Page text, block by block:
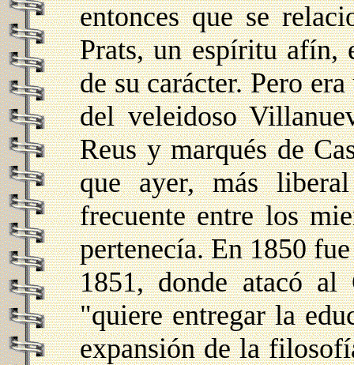
entonces que se
Prats, un espíritu afín,
de su carácter. Pero
del veleidoso
Reus y marqués de
que ayer, más
frecuente entre los
pertenecía. En 1850
1851, donde atacó al
"quiere entregar la
expansión de la